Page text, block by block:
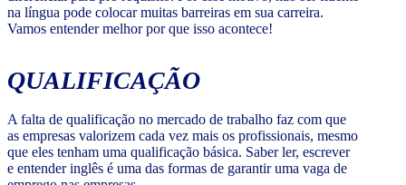
na língua pode colocar muitas barreiras em sua carreira.
Vamos entender melhor por que isso acontece!
QUALIFICAÇÃO
A falta de qualificação no mercado de trabalho faz com que
as empresas valorizem cada vez mais os profissionais, mesmo
que eles tenham uma qualificação básica. Saber ler, escrever
e entender inglês é uma das formas de garantir uma vaga de